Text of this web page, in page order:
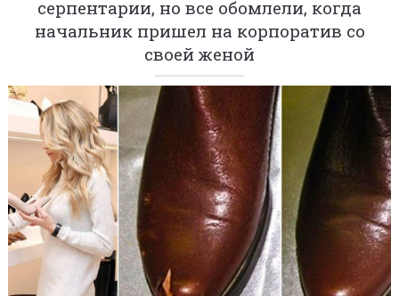
серпентарии, но все обомлели, когда
начальник пришел на корпоратив со
своей женой